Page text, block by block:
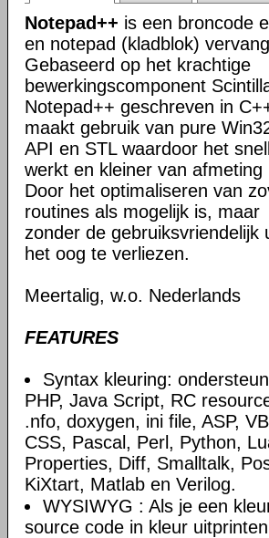
Notepad++ is een broncode
en notepad (kladblok)
Gebaseerd op het krachtige
bewerkingscomponent
Notepad++ geschreven in
maakt gebruik van pure
API en STL waardoor het
werkt en kleiner van afmeting
Door het optimaliseren van
routines als mogelijk is, maar
zonder de gebruiksvriendelijk
het oog te verliezen.
Meertalig, w.o. Nederlands
FEATURES
Syntax kleuring:
PHP, Java Script, RC
.nfo, doxygen, ini file, ASP,
CSS, Pascal, Perl, Python,
Properties, Diff, Smalltalk,
KiXtart, Matlab en Verilog.
WYSIWYG : Als je een
source code in kleur